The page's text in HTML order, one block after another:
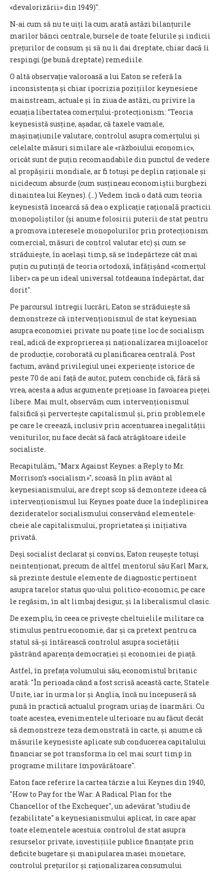
«devalorizării» din 1949)".
N-ai cum să nu te uiți la cum arată astăzi bilanțurile
marilor bănci centrale, bursele de toate felurile și indicii
prețurilor de consum și să nu îi dai dreptate, chiar dacă îi
respingi (pe bună dreptate) remediile.
O altă observație valoroasă a lui Eaton se referă la
inconsistența și chiar ipocrizia pozițiilor keynesiene
mainstream, actuale și în ziua de astăzi, cu privire la
ecuația libertatea comerțului-protecționism: "Teoria
keynesistă susține, așadar, că taxele vamale,
mașinațiunile valutare, controlul asupra comerțului și
celelalte măsuri similare ale «războiului economic»,
oricât sunt de puțin recomandabile din punctul de vedere
al propășirii mondiale, ar fi totuși pe deplin raționale și
nicidecum absurde (cum susțineau economiștii burghezi
dinaintea lui Keynes). (...) Vedem încă o dată cum teoria
keynesistă încearcă să dea o explicație rațională practicii
monopoliștilor (și anume folosirii puterii de stat pentru
a promova interesele monopolurilor prin protecționism
comercial, măsuri de control valutar etc) și cum se
străduiește, în același timp, să se îndepărteze cât mai
puțin cu putință de teoria ortodoxă, înfățișând «comerțul
liber» ca pe un ideal universal totdeauna îndepărtat, dar
dorit".
Pe parcursul întregii lucrări, Eaton se străduiește să
demonstreze că intervenționismul de stat keynesian
asupra economiei private nu poate ține loc de socialism
real, adică de exproprierea și naționalizarea mijloacelor
de producție, coroborată cu planificarea centrală. Post
factum, având privilegiul unei experiențe istorice de
peste 70 de ani față de autor, putem conchide că, fără să
vrea, acesta a adus argumente prețioase în favoarea pieței
libere. Mai mult, observăm cum intervenționismul
falsifică și pervertește capitalismul și, prin problemele
pe care le creează, inclusiv prin accentuarea inegalității
veniturilor, nu face decât să facă atrăgătoare ideile
socialiste.
Recapitulăm, "Marx Against Keynes: a Reply to Mr.
Morrison’s «socialism»", scoasă în plin avânt al
keynesianismului, are drept scop să demonteze ideea că
intervenționismul lui Keynes poate duce la îndeplinirea
dezideratelor socialismului conservând elementele-
cheie ale capitalismului, proprietatea și inițiativa
privată.
Deși socialist declarat și convins, Eaton reușește totuși
neintenționat, precum de altfel mentorul său Karl Marx,
să prezinte destule elemente de diagnostic pertinent
asupra tarelor status quo-ului politico-economic, pe care
le regăsim, în alt limbaj desigur, și la liberalismul clasic.
De exemplu, în ceea ce privește cheltuielile militare ca
stimulus pentru economie, dar și ca pretext pentru ca
statul să-și întărească controlul asupra societății
păstrând aparența democrației și economiei de piață.
Astfel, în prefața volumului său, economistul britanic
arată: "În perioada când a fost scrisă această carte, Statele
Unite, iar în urma lor și Anglia, încă nu începuseră să
pună în practică actualul program uriaș de înarmări. Cu
toate acestea, evenimentele ulterioare nu au făcut decât
să demonstreze teza demonstrată în carte, și anume că
măsurile keynesiste aplicate sub conducerea capitalului
financiar se pot transforma în cel mai scurt timp în
programe militare împovărătoare".
Eaton face referire la cartea târzie a lui Keynes din 1940,
"How to Pay for the War: A Radical Plan for the
Chancellor of the Exchequer", un adevărat "studiu de
fezabilitate" a keynesianismului aplicat, în care apar
toate elementele acestuia: controlul de stat asupra
resurselor private, investițiile publice finanțate prin
deficite bugetare și manipularea masei monetare,
controlul prețurilor și raționalizarea consumului